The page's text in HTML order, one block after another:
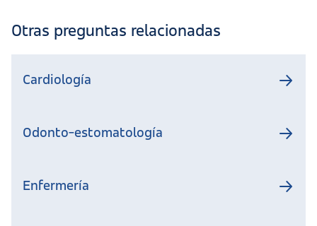
Otras preguntas relacionadas
Cardiología
Odonto-estomatología
Enfermería